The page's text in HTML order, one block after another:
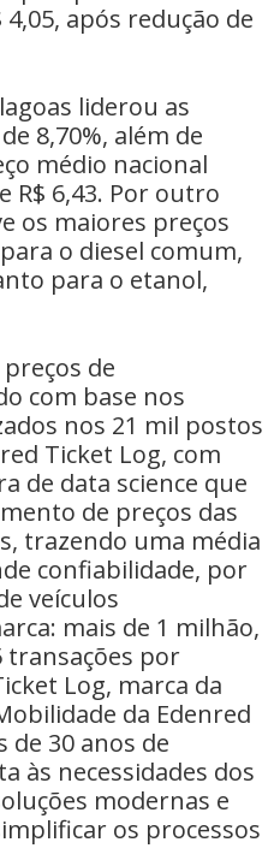
após redução de
liderou as
8,70%, além de
médio nacional
R$ 6,43. Por outro
os maiores preços
o diesel comum,
para o etanol,
de
com base nos
nos 21 mil postos
Ticket Log, com
de data science que
de preços das
trazendo uma média
confiabilidade, por
veículos
mais de 1 milhão,
transações por
Log, marca da
da Edenred
de 30 anos de
às necessidades dos
modernas e
os processos